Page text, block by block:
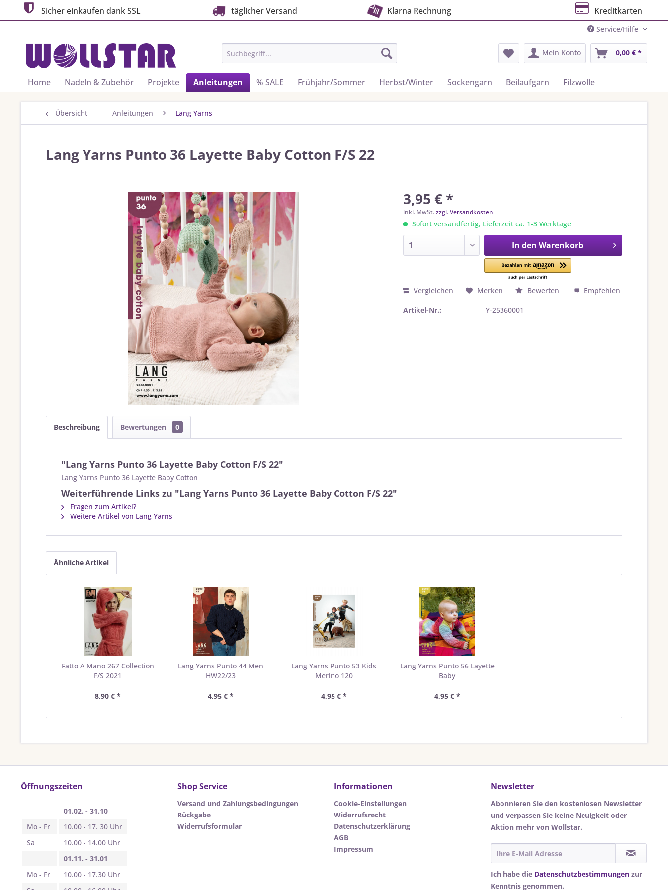
Sicher einkaufen dank SSL täglicher Versand Klarna Rechnung Kreditkarten
Service/Hilfe
Mein Konto 0,00 € *
Home Nadeln & Zubehör Projekte Anleitungen % SALE Frühjahr/Sommer Herbst/Winter Sockengarn Beilaufgarn Filzwolle
Übersicht Anleitungen Lang Yarns
Lang Yarns Punto 36 Layette Baby Cotton F/S 22
3,95 € *
inkl. MwSt.zzgl. Versandkosten
Sofort versandfertig, Lieferzeit ca. 1-3 Werktage
In den Warenkorb
Vergleichen Merken Bewerten Empfehlen
Artikel-Nr.: Y-25360001
Beschreibung Bewertungen 0
"Lang Yarns Punto 36 Layette Baby Cotton F/S 22"
Lang Yarns Punto 36 Layette Baby Cotton
Weiterführende Links zu "Lang Yarns Punto 36 Layette Baby Cotton F/S 22"
Fragen zum Artikel?
Weitere Artikel von Lang Yarns
Ähnliche Artikel
Fatto A Mano 267 Collection
F/S 2021
8,90 € *
Lang Yarns Punto 44 Men
HW22/23
4,95 € *
Lang Yarns Punto 53 Kids
Merino 120
4,95 € *
Lang Yarns Punto 56 Layette
Baby
4,95 € *
Öffnungszeiten
01.02. - 31.10
Mo - Fr
10.00 - 17. 30 Uhr
Sa
10.00 - 14.00 Uhr
01.11. - 31.01
Mo - Fr
10.00 - 17.30 Uhr
Shop Service
Versand und Zahlungsbedingungen
Rückgabe
Widerrufsformular
Informationen
Cookie-Einstellungen
Widerrufsrecht
Datenschutzerklärung
AGB
Impressum
Newsletter
Abonnieren Sie den kostenlosen Newsletter
und verpassen Sie keine Neuigkeit oder
Aktion mehr von Wollstar.
Ich habe die Datenschutzbestimmungen zur
Kenntnis genommen.